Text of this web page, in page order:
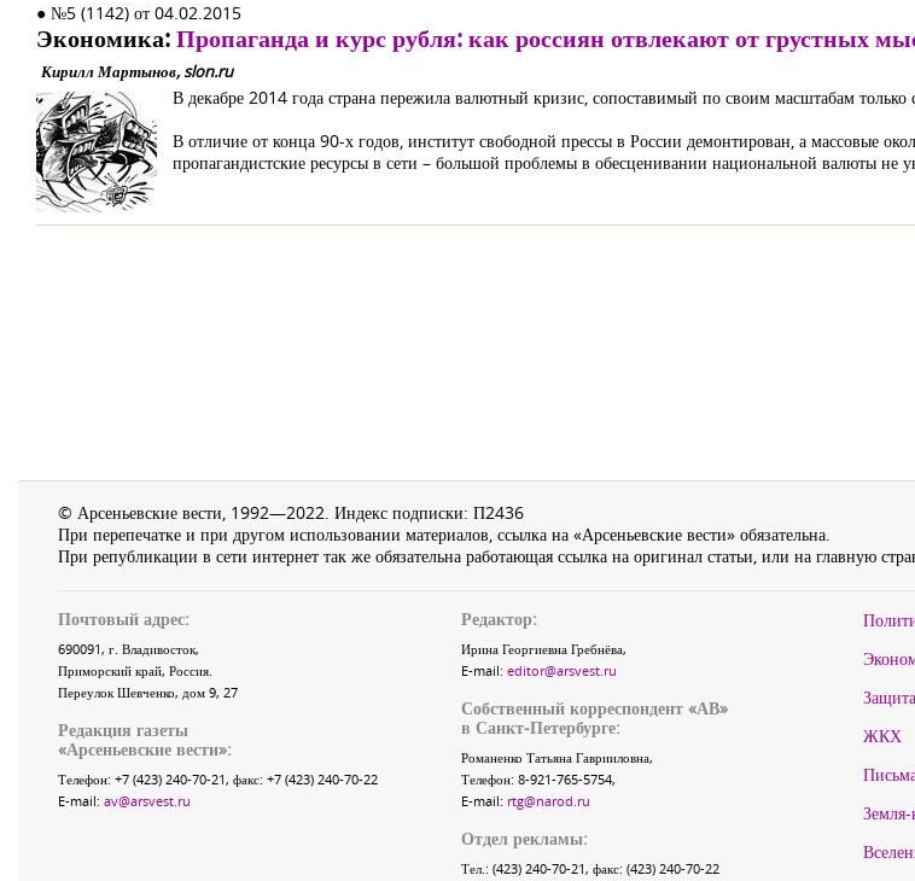
● №5 (1142) от 04.02.2015
Экономика:Пропаганда и курс рубля: как россиян отвлекают от грустных
Кирилл Мартынов, slon.ru
В декабре 2014 года страна пережила валютный кризис, сопоставимый по своим масштабам
В отличие от конца 90-х годов, институт свободной прессы в России демонтирован, а массовые
пропагандистские ресурсы в сети – большой проблемы в обесценивании национальной валюты не
© Арсеньевские вести, 1992—2022. Индекс подписки: П2436
При перепечатке и при другом использовании материалов, ссылка на «Арсеньевские вести» обязательна.
При републикации в сети интернет так же обязательна работающая ссылка на оригинал статьи, или на главную
Почтовый адрес:
690091, г. Владивосток,
Приморский край, Россия.
Переулок Шевченко, дом 9, 27
Редакция газеты
«Арсеньевские вести»:
Телефон: +7 (423) 240-70-21, факс: +7 (423) 240-70-22
E-mail: av@arsvest.ru
Редактор:
Ирина Георгиевна Гребнёва,
E-mail: editor@arsvest.ru
Собственный корреспондент «АВ»
в Санкт-Петербурге:
Романенко Татьяна Гаврииловна,
Телефон: 8-921-765-5754,
E-mail: rtg@narod.ru
Отдел рекламы:
Тел.: (423) 240-70-21, факс: (423) 240-70-22
ЖКХ